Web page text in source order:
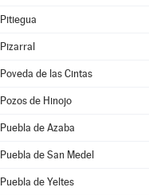
Pitiegua
Pizarral
Poveda de las Cintas
Pozos de Hinojo
Puebla de Azaba
Puebla de San Medel
Puebla de Yeltes